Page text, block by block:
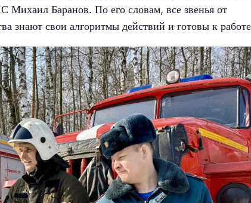
Михаил Баранов. По его словам, все звенья от
знают свои алгоритмы действий и готовы к